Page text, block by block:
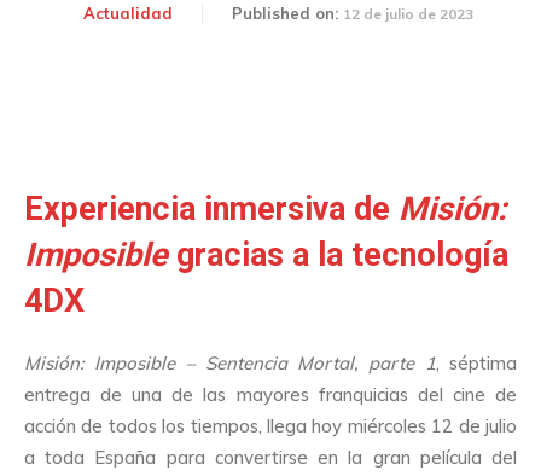
Actualidad Published on: 12 de julio de 2023
Experiencia inmersiva de Misión:
Imposiblegracias a la tecnología
4DX
Misión: Imposible – Sentencia Mortal, parte 1, séptima
entrega de una de las mayores franquicias del cine de
acción de todos los tiempos, llega hoy miércoles 12 de julio
a toda España para convertirse en la gran película del